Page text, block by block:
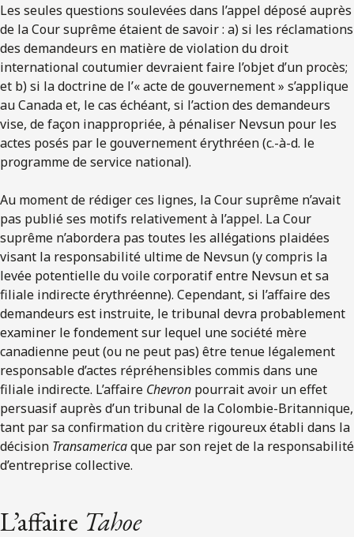
Les seules questions soulevées dans l’appel déposé auprès
de la Cour suprême étaient de savoir : a) si les réclamations
des demandeurs en matière de violation du droit
international coutumier devraient faire l’objet d’un procès;
et b) si la doctrine de l’« acte de gouvernement » s’applique
au Canada et, le cas échéant, si l’action des demandeurs
vise, de façon inappropriée, à pénaliser Nevsun pour les
actes posés par le gouvernement érythréen (c.-à-d. le
programme de service national).
Au moment de rédiger ces lignes, la Cour suprême n’avait
pas publié ses motifs relativement à l’appel. La Cour
suprême n’abordera pas toutes les allégations plaidées
visant la responsabilité ultime de Nevsun (y compris la
levée potentielle du voile corporatif entre Nevsun et sa
filiale indirecte érythréenne). Cependant, si l’affaire des
demandeurs est instruite, le tribunal devra probablement
examiner le fondement sur lequel une société mère
canadienne peut (ou ne peut pas) être tenue légalement
responsable d’actes répréhensibles commis dans une
filiale indirecte. L’affaire Chevron pourrait avoir un effet
persuasif auprès d’un tribunal de la Colombie-Britannique,
tant par sa confirmation du critère rigoureux établi dans la
décision Transamericaque par son rejet de la responsabilité
d’entreprise collective.
L’affaire Tahoe